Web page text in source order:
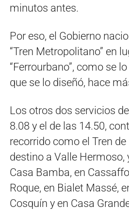
minutos antes.
Por eso, el Gobierno
“Tren Metropolitano” en
“Ferrourbano”, como se
que se lo diseñó, hace
Los otros dos servicios
8.08 y el de las 14.50,
recorrido como el Tren
destino a Valle Hermoso,
Casa Bamba, en
Roque, en Bialet Massé,
Cosquín y en Casa